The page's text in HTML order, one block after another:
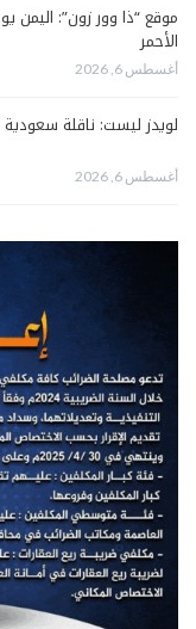
موقع “ذا وور زون”:
الأحمر
أغسطس 6, 2026
لويدز ليست: ناقلة
أغسطس 6, 2026